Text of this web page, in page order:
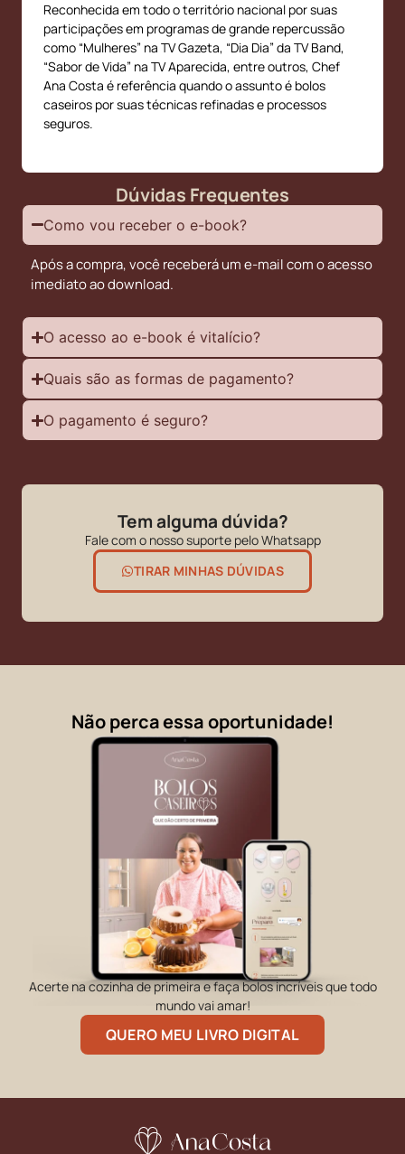
Reconhecida em todo o território nacional por suas
participações em programas de grande repercussão
como “Mulheres” na TV Gazeta, “Dia Dia” da TV Band,
“Sabor de Vida” na TV Aparecida, entre outros, Chef
Ana Costa é referência quando o assunto é bolos
caseiros por suas técnicas refinadas e processos
seguros.
Dúvidas Frequentes
Como vou receber o e-book?
Após a compra, você receberá um e-mail com o acesso
imediato ao download.
O acesso ao e-book é vitalício?
Quais são as formas de pagamento?
O pagamento é seguro?
Tem alguma dúvida?
Fale com o nosso suporte pelo Whatsapp
TIRAR MINHAS DÚVIDAS
Não perca essa oportunidade!
Acerte na cozinha de primeira e faça bolos incríveis que todo
mundo vai amar!
QUERO MEU LIVRO DIGITAL